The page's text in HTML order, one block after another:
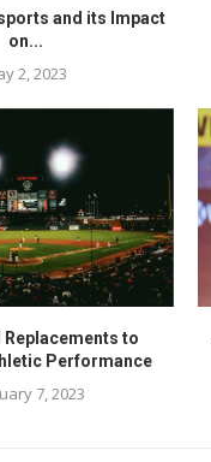
and its Impact
on...
2, 2023
Replacements to
Performance
7, 2023